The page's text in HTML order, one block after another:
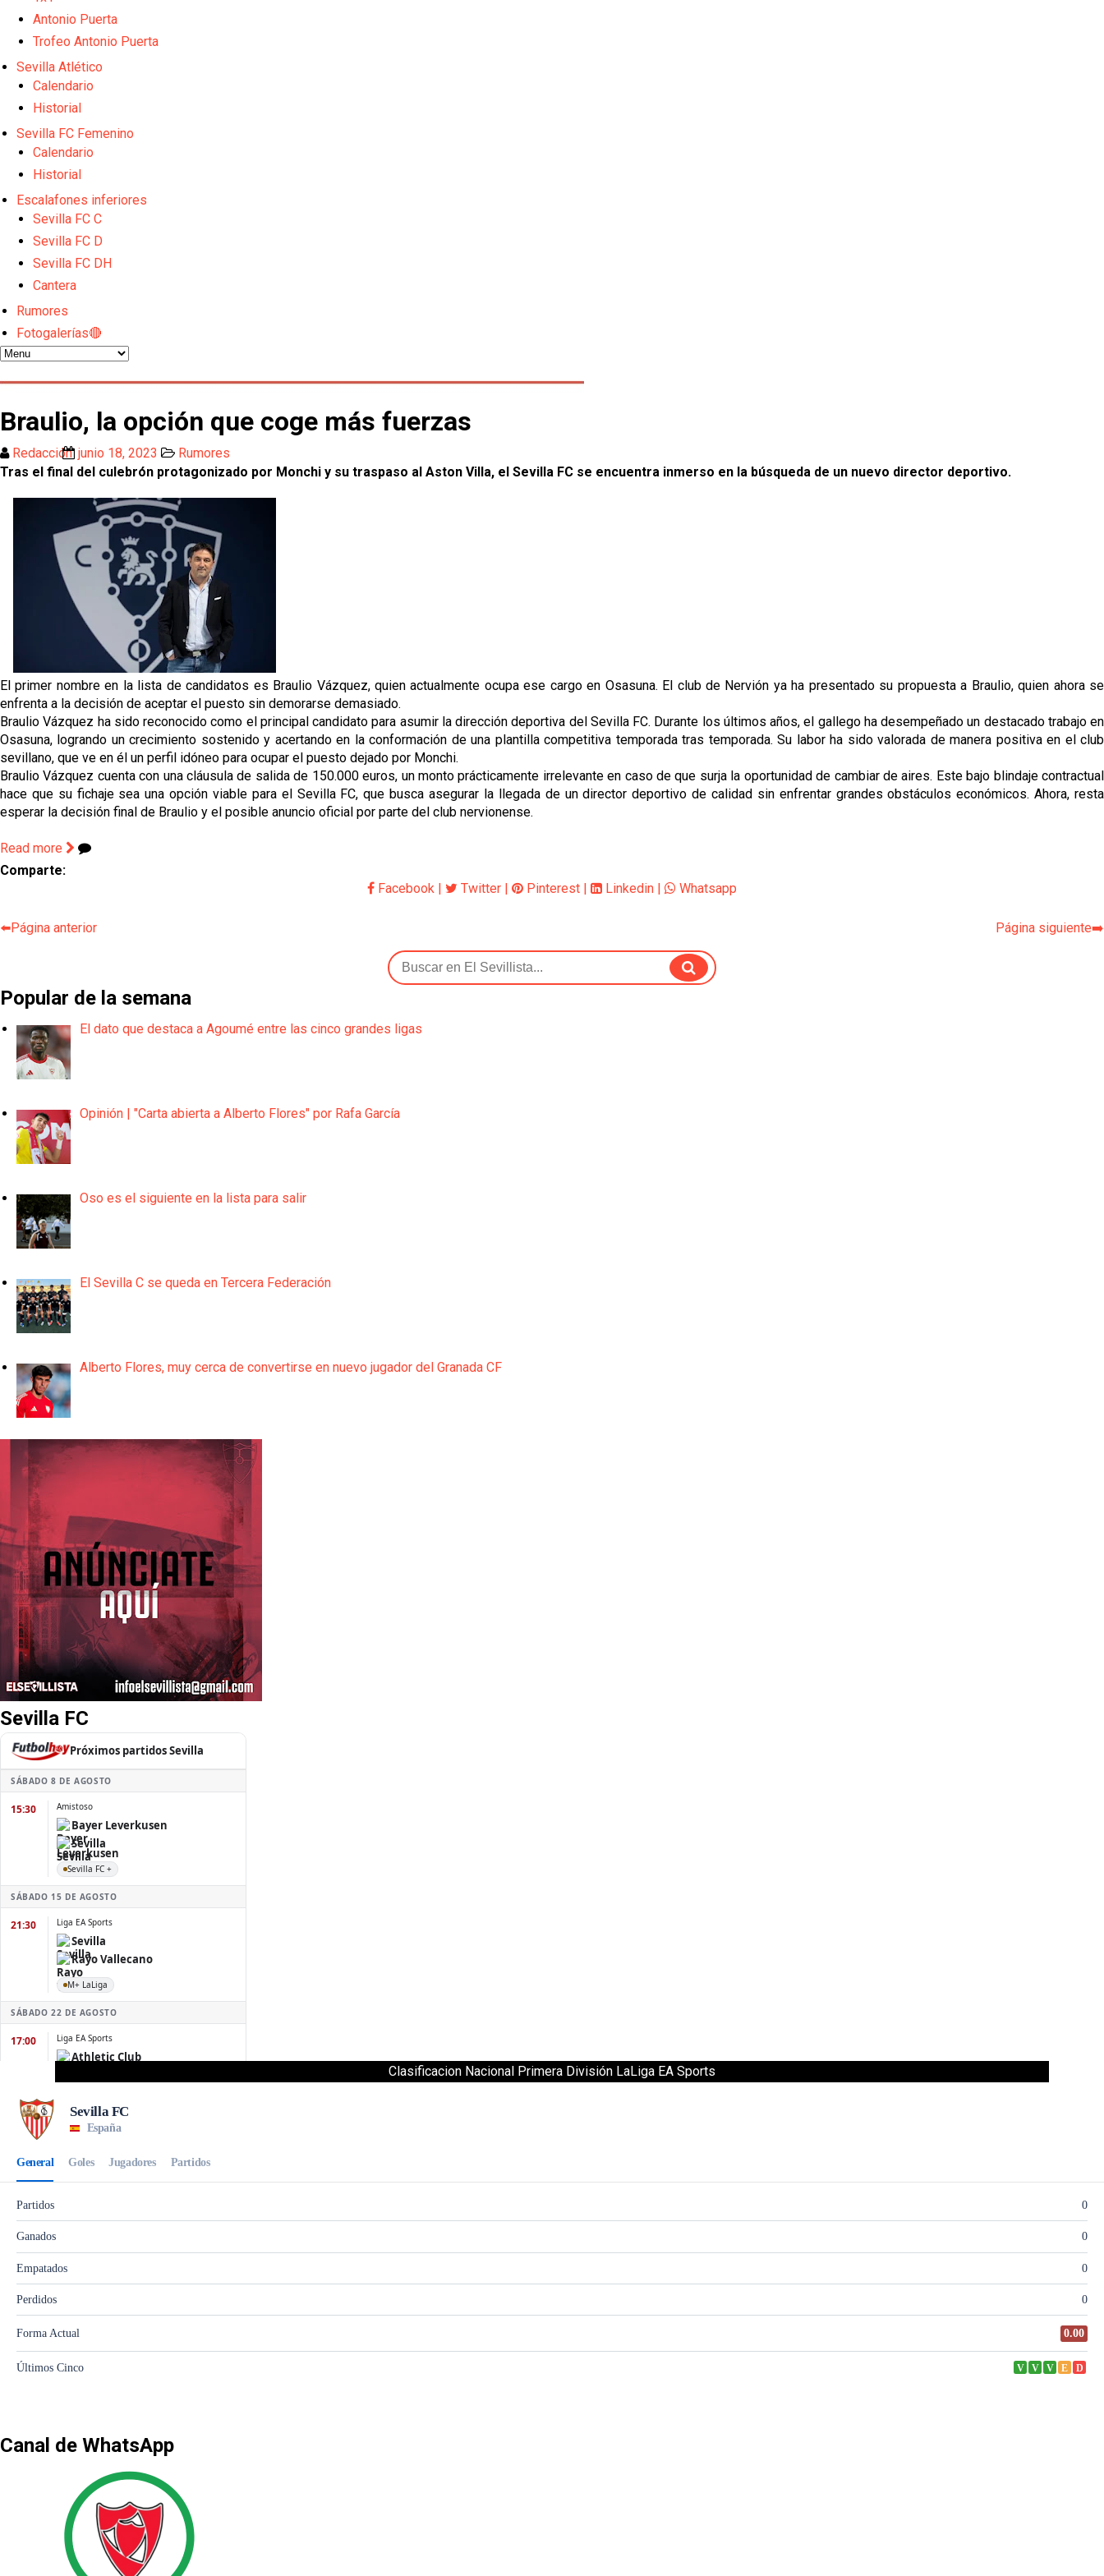
Vargas y Sow se incorporan al grupo en la sesión del martes
Odysseas Vlachodimos: “El objetivo es mejorar la temporada pasada”
Opinión | "Carta abierta a Alberto Flores" por Rafa García
Antonio Puerta
Trofeo Antonio Puerta
Sevilla Atlético
Calendario
Historial
Sevilla FC Femenino
Calendario
Historial
Escalafones inferiores
Sevilla FC C
Sevilla FC D
Sevilla FC DH
Cantera
Rumores
Fotogalerías🔴
Braulio, la opción que coge más fuerzas
Redacción junio 18, 2023
Rumores
Tras el final del culebrón protagonizado por Monchi y su traspaso al Aston Villa, el Sevilla FC se encuentra inmerso en la búsqueda de un nuevo director deportivo.
El primer nombre en la lista de candidatos es Braulio Vázquez, quien actualmente ocupa ese cargo en Osasuna. El club de Nervión ya ha presentado su propuesta a Braulio, quien ahora se
enfrenta a la decisión de aceptar el puesto sin demorarse demasiado.
Braulio Vázquez ha sido reconocido como el principal candidato para asumir la dirección deportiva del Sevilla FC. Durante los últimos años, el gallego ha desempeñado un destacado trabajo en
Osasuna, logrando un crecimiento sostenido y acertando en la conformación de una plantilla competitiva temporada tras temporada. Su labor ha sido valorada de manera positiva en el club
sevillano, que ve en él un perfil idóneo para ocupar el puesto dejado por Monchi.
Braulio Vázquez cuenta con una cláusula de salida de 150.000 euros, un monto prácticamente irrelevante en caso de que surja la oportunidad de cambiar de aires. Este bajo blindaje contractual
hace que su fichaje sea una opción viable para el Sevilla FC, que busca asegurar la llegada de un director deportivo de calidad sin enfrentar grandes obstáculos económicos. Ahora, resta
esperar la decisión final de Braulio y el posible anuncio oficial por parte del club nervionense.
Read more
Comparte:
Facebook | Twitter | Pinterest | Linkedin | Whatsapp
⬅️Página anterior Página siguiente➡️
Popular de la semana
El dato que destaca a Agoumé entre las cinco grandes ligas
Opinión | "Carta abierta a Alberto Flores" por Rafa García
Oso es el siguiente en la lista para salir
El Sevilla C se queda en Tercera Federación
Alberto Flores, muy cerca de convertirse en nuevo jugador del Granada CF
Sevilla FC
Clasificacion Nacional Primera División LaLiga EA Sports
Canal de WhatsApp